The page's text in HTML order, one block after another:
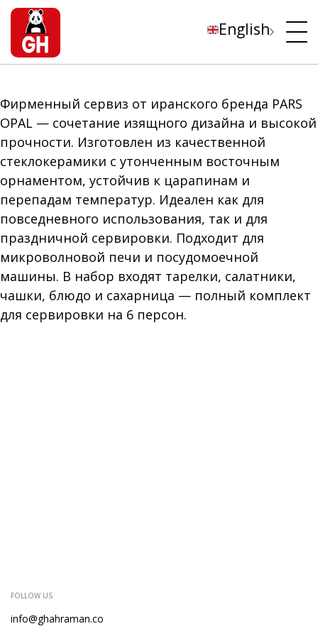
English
Фирменный сервиз от иранского бренда PARS
OPAL — сочетание изящного дизайна и высокой
прочности. Изготовлен из качественной
стеклокерамики с утонченным восточным
орнаментом, устойчив к царапинам и
перепадам температур. Идеален как для
повседневного использования, так и для
праздничной сервировки. Подходит для
микроволновой печи и посудомоечной
машины. В набор входят тарелки, салатники,
чашки, блюдо и сахарница — полный комплект
для сервировки на 6 персон.
FOLLOW US
info@ghahraman.co